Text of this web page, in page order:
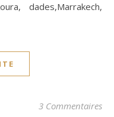
dades,Marrakech,
3 Commentaires